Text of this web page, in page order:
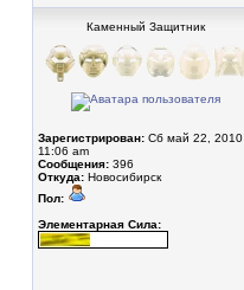
Каменный Защитник
Зарегистрирован: Сб май 22, 2010
11:06 am
Сообщения: 396
Откуда: Новосибирск
Пол:
Элементарная Сила: